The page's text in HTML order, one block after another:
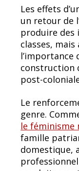
Les effets
un retour de
produire des
classes,
construction
post-
Le
genre.
le
famille
domestique,